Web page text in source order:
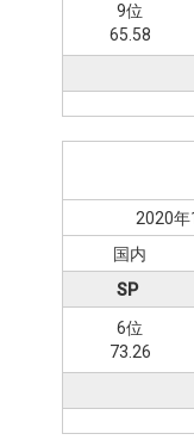
9位
65.58
2020
国内
SP
6位
73.26